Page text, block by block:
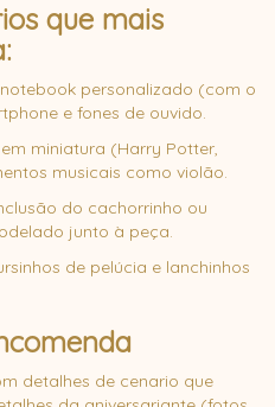
que mais
personalizado (com o
e fones de ouvido.
miniatura (Harry Potter,
musicais como violão.
do cachorrinho ou
junto à peça.
de pelúcia e lanchinhos
detalhes de cenario que